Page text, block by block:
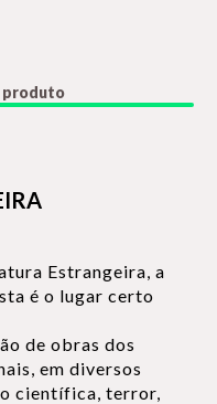
produto
Estrangeira, a
é o lugar certo
de obras dos
em diversos
científica, terror,